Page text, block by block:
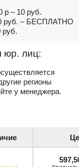
р – 10 руб.
руб. – БЕСПЛАТНО
руб.
юр. лиц:
регионы
у менеджера.